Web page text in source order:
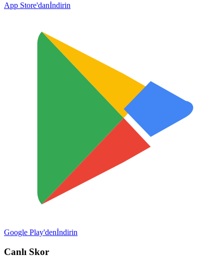
App Store'danİndirin
Google Play'denİndirin
Canlı Skor